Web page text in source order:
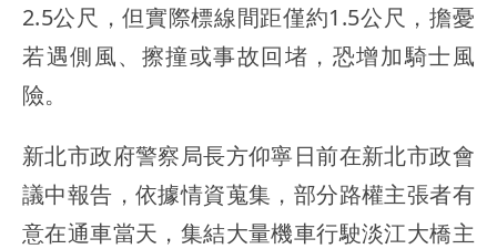
2.5公尺，但實際標線間距僅約1.5公尺，擔憂
若遇側風、擦撞或事故回堵，恐增加騎士風
險。
新北市政府警察局長方仰寧日前在新北市政會
議中報告，依據情資蒐集，部分路權主張者有
意在通車當天，集結大量機車行駛淡江大橋主